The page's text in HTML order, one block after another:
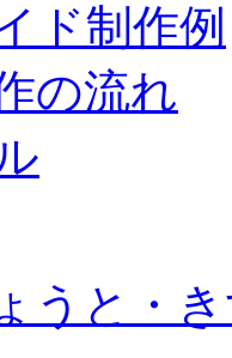
ド制作例
の流れ
うと・